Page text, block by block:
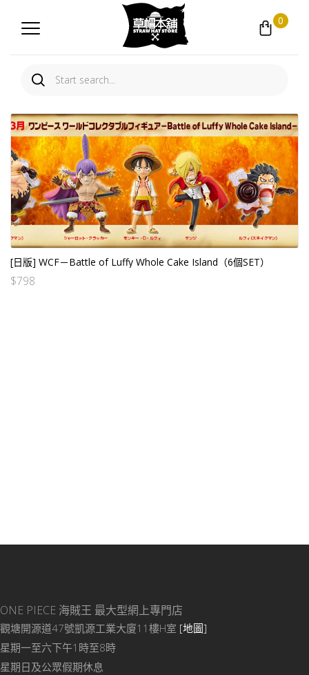
0
[日版] WCF－Battle of Luffy Whole Cake Island（6個SET）
$798
ONE PIECE 海賊王 最大型網上專門店
觀塘開源道47號凱源工業大廈11樓H室 [地圖]
星期一至六下午1時至8時
星期日及公眾假期休息